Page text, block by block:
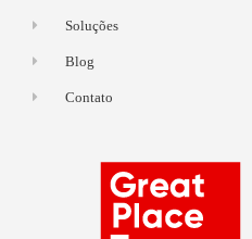
Soluções
Blog
Contato